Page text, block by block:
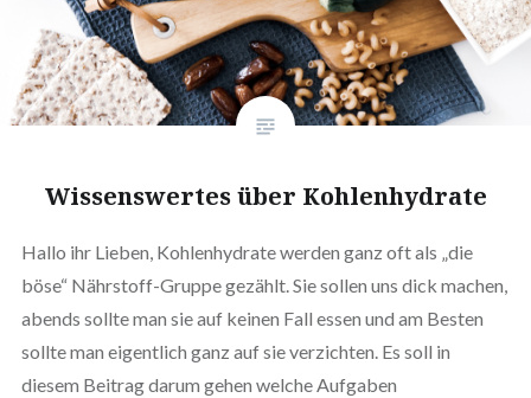
Wissenswertes über Kohlenhydrate
Hallo ihr Lieben, Kohlenhydrate werden ganz oft als „die
böse“ Nährstoff-Gruppe gezählt. Sie sollen uns dick machen,
abends sollte man sie auf keinen Fall essen und am Besten
sollte man eigentlich ganz auf sie verzichten. Es soll in
diesem Beitrag darum gehen welche Aufgaben